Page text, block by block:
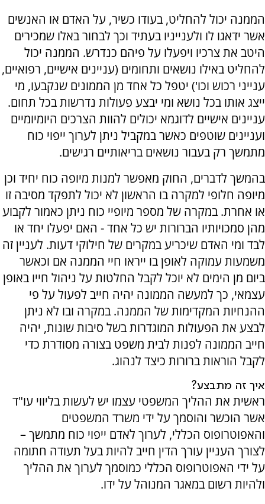
הממנה יכול להחליט, בעודו כשיר, על האדם או האנשים
אשר ידאגו לו ולענייניו בעתיד וכך לבחור באלו שמכירים
היטב את צרכיו ויפעלו על פיהם כנדרש. הממנה יכול
להחליט באילו נושאים ותחומים (עניינים אישיים, רפואיים,
ענייני רכוש וכו') יטפל כל אחד מן הממונים שנקבעו, מי
ייצג אותו בכל נושא ומי יבצע פעולות נדרשות בכל תחום.
עניינים אישיים לדוגמא יכולים להוות הצרכים היומיומיים
ועניינים שוטפים כאשר במקביל ניתן לערוך ייפוי כוח
מתמשך רק בעבור נושאים בריאותיים רגישים.
בהמשך לדברים, החוק מאפשר למנות מיופה כוח יחיד וכן
מיופה חלופי למקרה בו הראשון לא יכול לתפקד מסיבה זו
או אחרת. במקרה של מספר מיופיי כוח ניתן כאמור לקבוע
מהן סמכויותיו הברורות יש כל אחד - האם יפעלו יחד או
לבד ומי האדם שיכריע במקרים של חילוקי דעות. לעניין זה
משמעות עמוקה לאופן בו ייראו חיי הממנה אם וכאשר
ביום מן הימים לא יוכל לקבל החלטות על ניהול חייו באופן
עצמאי, כך למעשה הממונה יהיה חייב לפעול על פי
ההנחיות המקדימות של הממנה. במקרה ובו לא ניתן
לבצע את הפעולות המוגדרות בשל סיבות שונות, יהיה
חייב הממונה לפנות לבית משפט בצורה מסודרת כדי
לקבל הוראות ברורות כיצד לנהוג.
איך זה מתבצע?
ראשית את ההליך המשפטי עצמו יש לעשות בליווי עו"ד
אשר הוכשר והוסמך על ידי משרד המשפטים
והאפוטרופוס הכללי, לערוך לאדם ייפוי כוח מתמשך –
לצורך העניין עורך הדין חייב להיות בעל תעודה חתומה
על ידי האפוטרופוס הכללי כמוסמך לערוך את ההליך
ולהיות רשום במאגר המנוהל על ידו.